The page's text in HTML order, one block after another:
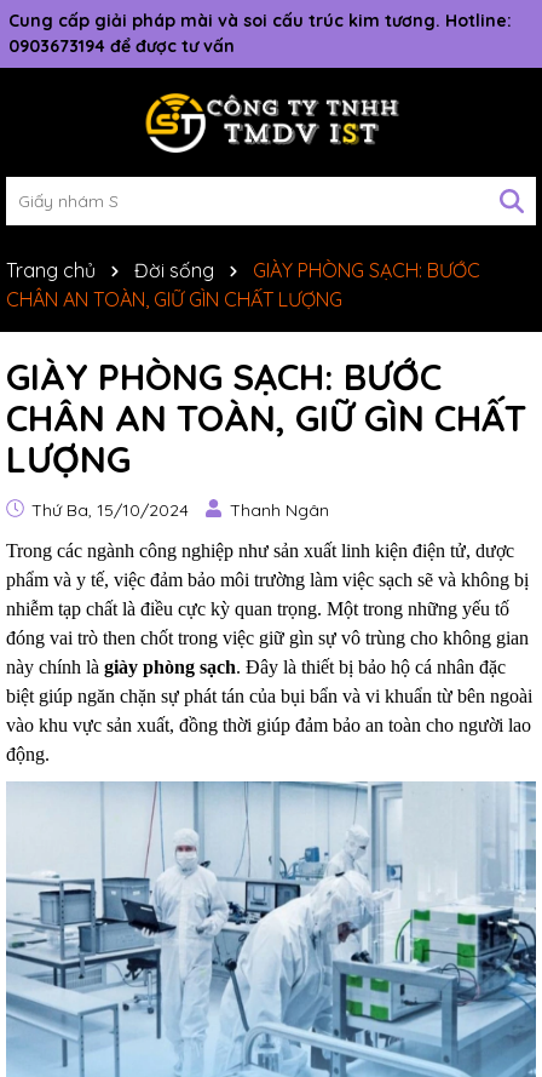
Cung cấp giải pháp mài và soi cấu trúc kim tương. Hotline:
0903673194 để được tư vấn
Trang chủ Đời sống
GIÀY PHÒNG SẠCH: BƯỚC
CHÂN AN TOÀN, GIỮ GÌN CHẤT LƯỢNG
GIÀY PHÒNG SẠCH: BƯỚC
CHÂN AN TOÀN, GIỮ GÌN CHẤT
LƯỢNG
Thứ Ba, 15/10/2024 Thanh Ngân
Trong các ngành công nghiệp như sản xuất linh kiện điện tử, dược
phẩm và y tế, việc đảm bảo môi trường làm việc sạch sẽ và không bị
nhiễm tạp chất là điều cực kỳ quan trọng. Một trong những yếu tố
đóng vai trò then chốt trong việc giữ gìn sự vô trùng cho không gian
này chính là giày phòng sạch. Đây là thiết bị bảo hộ cá nhân đặc
biệt giúp ngăn chặn sự phát tán của bụi bẩn và vi khuẩn từ bên ngoài
vào khu vực sản xuất, đồng thời giúp đảm bảo an toàn cho người lao
động.